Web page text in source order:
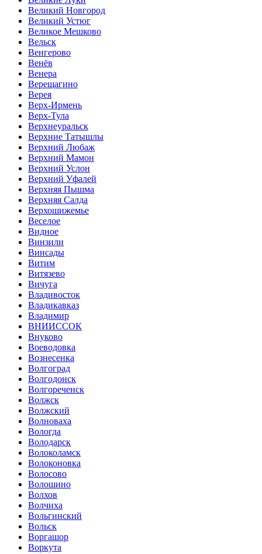
Великий Новгород
Великий Устюг
Великое Мешково
Вельск
Венгерово
Венёв
Венера
Верещагино
Верея
Верх-Ирмень
Верх-Тула
Верхнеуральск
Верхние Татышлы
Верхний Любаж
Верхний Мамон
Верхний Услон
Верхний Уфалей
Верхняя Пышма
Верхняя Салда
Верхошижемье
Веселое
Видное
Винзили
Винсады
Витим
Витязево
Вичуга
Владивосток
Владикавказ
Владимир
ВНИИССОК
Внуково
Воеводовка
Вознесенка
Волгоград
Волгодонск
Волгореченск
Волжск
Волжский
Волноваха
Вологда
Володарск
Волоколамск
Волоконовка
Волосово
Волошино
Волхов
Волчиха
Вольгинский
Вольск
Воргашор
Воркута